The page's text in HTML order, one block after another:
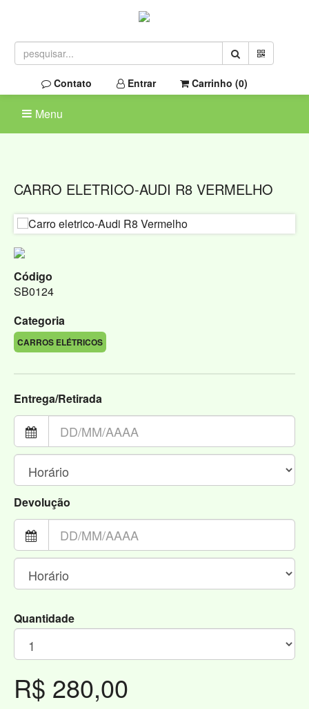
Contato Entrar Carrinho (0)
Menu
CARRO ELETRICO-AUDI R8 VERMELHO
Código
SB0124
Categoria
CARROS ELÉTRICOS
Entrega/Retirada
Devolução
Quantidade
R$ 280,00